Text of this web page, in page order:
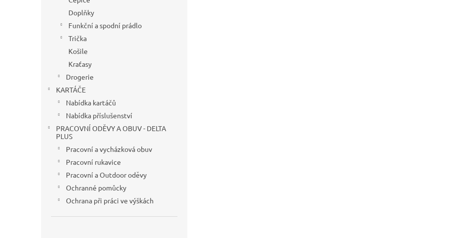
Doplňky
Funkční a spodní prádlo
Trička
Košile
Kraťasy
Drogerie
KARTÁČE
Nabídka kartáčů
Nabídka příslušenství
PRACOVNÍ ODĚVY A OBUV - DELTA
PLUS
Pracovní a vycházková obuv
Pracovní rukavice
Pracovní a Outdoor oděvy
Ochranné pomůcky
Ochrana při práci ve výškách